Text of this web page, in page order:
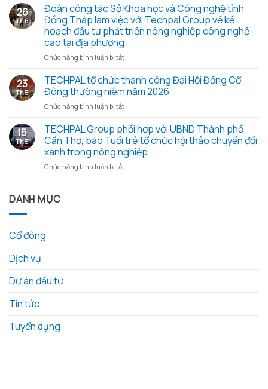
dịch
Mùa
hè
xanh
–
yêu
thương
những
gạo
nghĩa
tình
quyết,
bản
họp
hội
cổ
đông
thường
niêm
và
các
tài
liệu
kèm
26
Th6
Đoàn công tác Sở Khoa học và Công nghệ tỉnh
Đồng Tháp làm việc với Techpal Group về kế
hoạch đầu tư phát triển nông nghiệp công nghệ
cao tại địa phương
Chức năng bình luận bị tắtở
công
Sở
Khoa
và
Công
nghệ
tỉnh
Đồng
23
Th6
TECHPAL tổ chức thành công Đại Hội Đồng Cổ
Đông thường niêm năm 2026
Chức năng bình luận bị tắtở
tổ
chức
thành
công
Đại
15
Th6
TECHPAL Group phối hợp với UBND Thành phố
Cần Thơ, báo Tuổi trẻ tổ chức hội thảo chuyển đổi
xanh trong nông nghiệp
Chức năng bình luận bị tắtở
DANH MỤC
Cổ đông
Dịch vụ
Dự án đầu tư
Tin tức
Tuyển dụng